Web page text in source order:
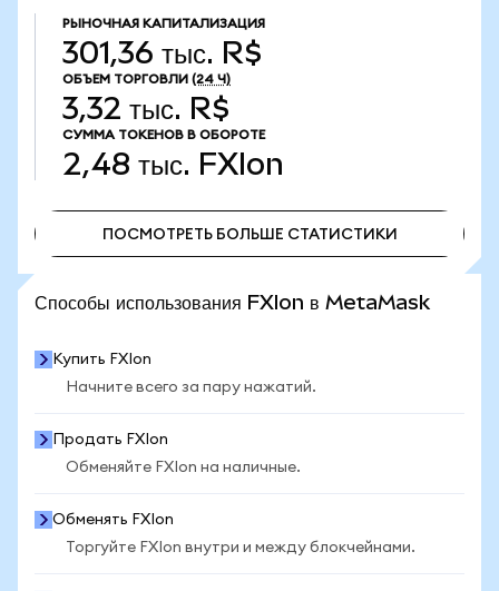
РЫНОЧНАЯ КАПИТАЛИЗАЦИЯ
301,36 тыс. R$
ОБЪЕМ ТОРГОВЛИ (24 Ч)
3,32 тыс. R$
СУММА ТОКЕНОВ В ОБОРОТЕ
2,48 тыс. FXIon
ПОСМОТРЕТЬ БОЛЬШЕ СТАТИСТИКИ
Способы использования FXIon в MetaMask
Купить FXIon
Начните всего за пару нажатий.
Продать FXIon
Обменяйте FXIon на наличные.
Обменять FXIon
Торгуйте FXIon внутри и между блокчейнами.